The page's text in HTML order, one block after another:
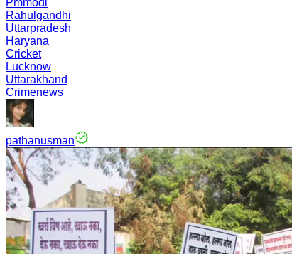
Pmmodi
Rahulgandhi
Uttarpradesh
Haryana
Cricket
Lucknow
Uttarakhand
Crimenews
pathanusman